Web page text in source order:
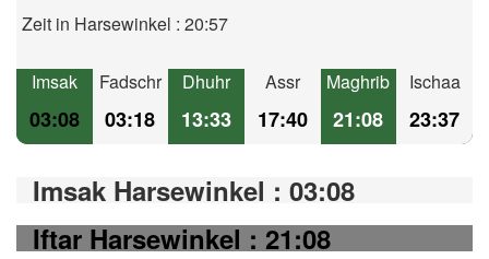
Zeit in Harsewinkel : 20:57
Imsak
03:08
Fadschr
03:18
Dhuhr
13:33
Assr
17:40
Maghrib
21:08
Ischaa
23:37
Imsak Harsewinkel : 03:08
Iftar Harsewinkel : 21:08